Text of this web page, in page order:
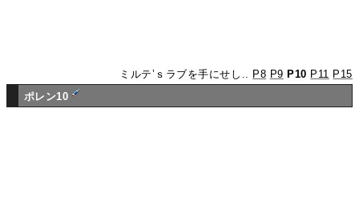
ミルテ’ｓラブを手にせし.. P8 P9 P10 P11 P15
ポレン10